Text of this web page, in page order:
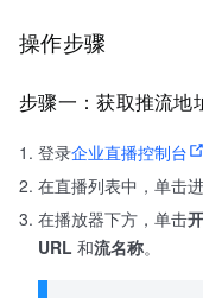
操作步骤
步骤一：获取推流地
登录企业直播控制台
在直播列表中，单击
在播放器下方，单击
URL 和流名称。